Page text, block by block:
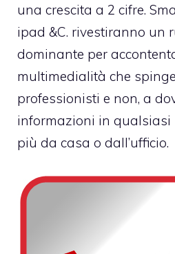
una crescita a 2 cifre.
ipad &C. rivestiranno un
dominante per
multimedialità che
professionisti e non, a
informazioni in qualsiasi
più da casa o dall’ufficio.